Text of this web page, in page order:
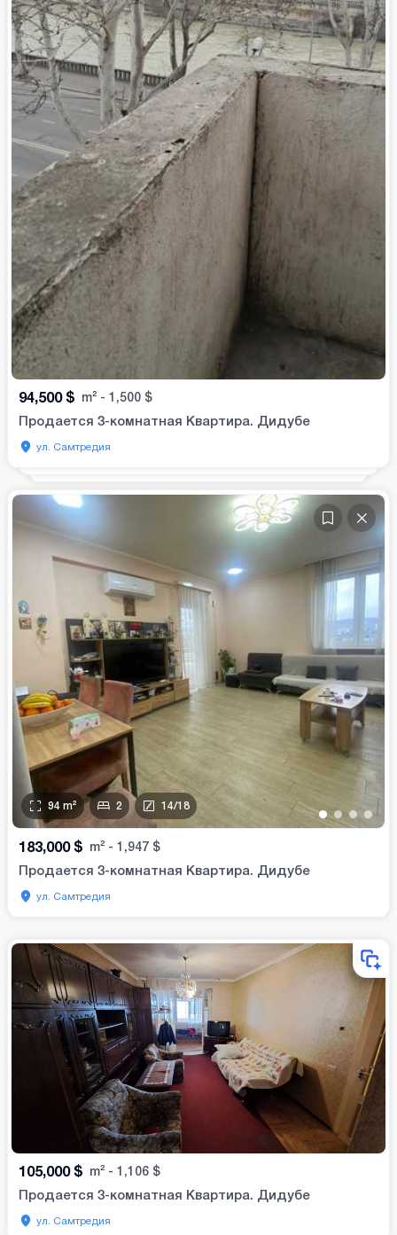
94,500 $ m² - 1,500 $
Продается 3-комнатная Квартира. Дидубе
ул. Самтредия
•• • •
94 m² 2 14/18
183,000 $ m² - 1,947 $
Продается 3-комнатная Квартира. Дидубе
ул. Самтредия
105,000 $ m² - 1,106 $
Продается 3-комнатная Квартира. Дидубе
ул. Самтредия